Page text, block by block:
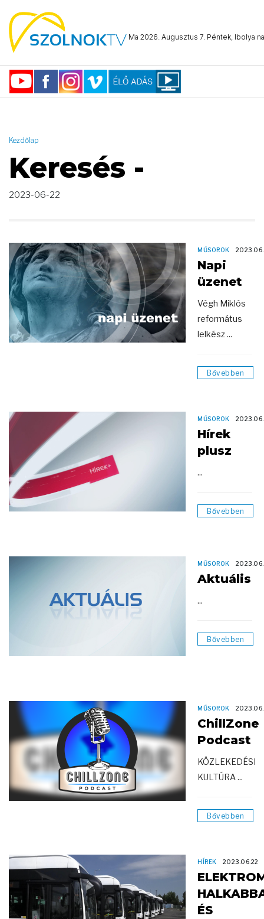
Ma 2026. Augusztus 7. Péntek, Ibolya
"2023-06-22 23:59:59" )
Kezdőlap
Keresés -
2023-06-22
MŰSOROK
Napi
üzenet
Végh Miklós
református
lelkész ...
Bővebben
MŰSOROK
Hírek
plusz
...
Bővebben
MŰSOROK
Aktuális
...
Bővebben
MŰSOROK
ChillZone
Podcast
KÖZLEKEDÉSI
KULTÚRA ...
Bővebben
HÍREK 2023.06.22
ÉS